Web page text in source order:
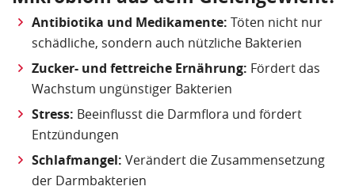
Antibiotika und Medikamente: Töten nicht nur
schädliche, sondern auch nützliche Bakterien
Zucker- und fettreiche Ernährung: Fördert das
Wachstum ungünstiger Bakterien
Stress: Beeinflusst die Darmflora und fördert
Entzündungen
Schlafmangel: Verändert die Zusammensetzung
der Darmbakterien